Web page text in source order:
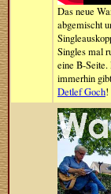
Das neue
abgemischt
Singles mal
eine B-Seite.
immerhin
Detlef Goch!